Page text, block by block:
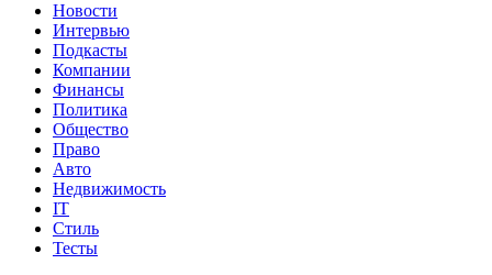
Новости
Интервью
Подкасты
Компании
Финансы
Политика
Общество
Право
Авто
Недвижимость
IT
Стиль
Тесты